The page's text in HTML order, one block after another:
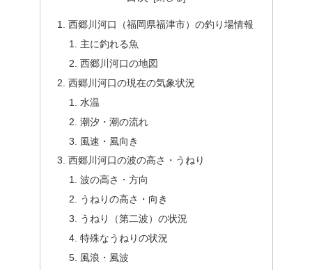
西郷川河口（福岡県福津市）の釣り場情報
主に釣れる魚
西郷川河口の地図
西郷川河口の現在の気象状況
水温
潮汐・潮の流れ
風速・風向き
西郷川河口の波の高さ・うねり
波の高さ・方向
うねりの高さ・向き
うねり（第二波）の状況
特殊なうねりの状況
風浪・風波